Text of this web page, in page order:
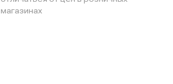
магазинах